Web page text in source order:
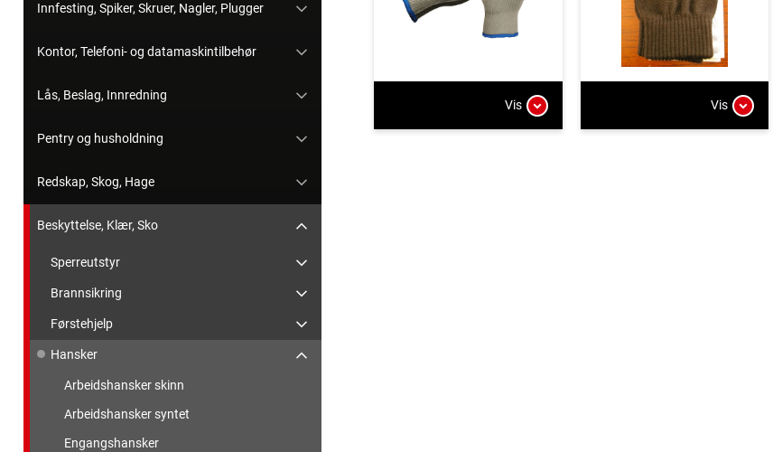
Innfesting, Spiker, Skruer, Nagler, Plugger
Kontor, Telefoni- og datamaskintilbehør
Lås, Beslag, Innredning
Pentry og husholdning
Redskap, Skog, Hage
Beskyttelse, Klær, Sko
Sperreutstyr
Brannsikring
Førstehjelp
Hansker
Arbeidshansker skinn
Arbeidshansker syntet
Engangshansker
Vis Vis